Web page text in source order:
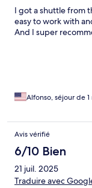
I got a shuttle from
easy to work with
And I super
Alfonso, séjour de
Avis vérifié
6/10 Bien
21 juil. 2025
Traduire avec